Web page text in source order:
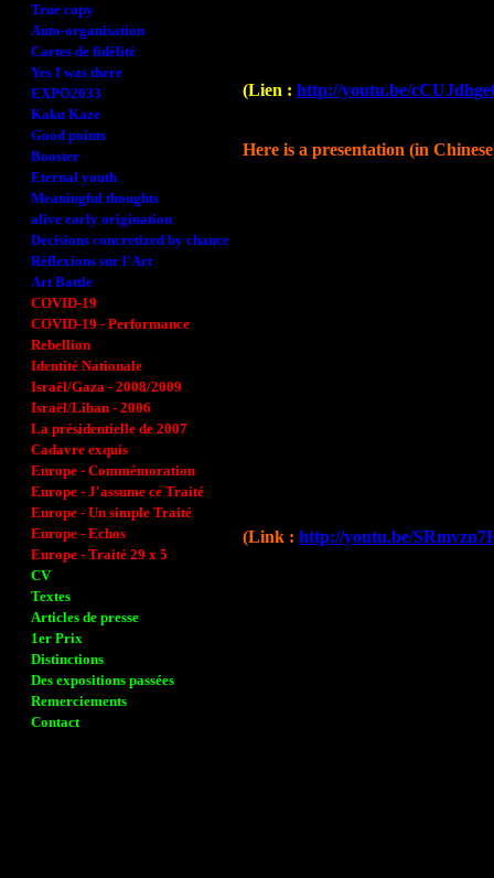
True copy
Auto-organisation
Cartes de fidélité
Yes I was there
EXPO2033
Kaku Kaze
Good points
Booster
Eternal youth
Meaningful thoughts
alive early origination
Decisions concretized by chance
Réflexions sur l'Art
Art Battle
COVID-19
COVID-19 - Performance
Rebellion
Identité Nationale
Israël/Gaza - 2008/2009
Israël/Liban - 2006
La présidentielle de 2007
Cadavre exquis
Europe - Commémoration
Europe - J'assume ce Traité
Europe - Un simple Traité
Europe - Echos
Europe - Traité 29 x 5
CV
Textes
Articles de presse
1er Prix
Distinctions
Des expositions passées
Remerciements
Contact
(Lien : http://youtu.be/
Here is a presentation (in
(Link : http://youtu.be/